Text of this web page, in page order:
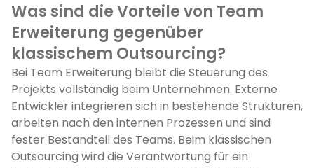
Was sind die Vorteile von Team
Erweiterung gegenüber
klassischem Outsourcing?
Bei Team Erweiterung bleibt die Steuerung des
Projekts vollständig beim Unternehmen. Externe
Entwickler integrieren sich in bestehende Strukturen,
arbeiten nach den internen Prozessen und sind
fester Bestandteil des Teams. Beim klassischen
Outsourcing wird die Verantwortung für ein